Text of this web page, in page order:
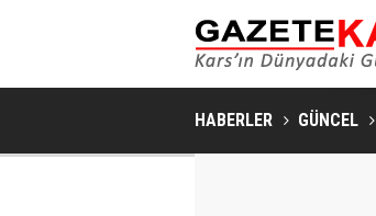
HABERLER GÜNCEL